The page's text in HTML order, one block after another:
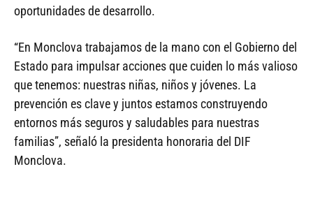
oportunidades de desarrollo.
“En Monclova trabajamos de la mano con el Gobierno del
Estado para impulsar acciones que cuiden lo más valioso
que tenemos: nuestras niñas, niños y jóvenes. La
prevención es clave y juntos estamos construyendo
entornos más seguros y saludables para nuestras
familias”, señaló la presidenta honoraria del DIF
Monclova.